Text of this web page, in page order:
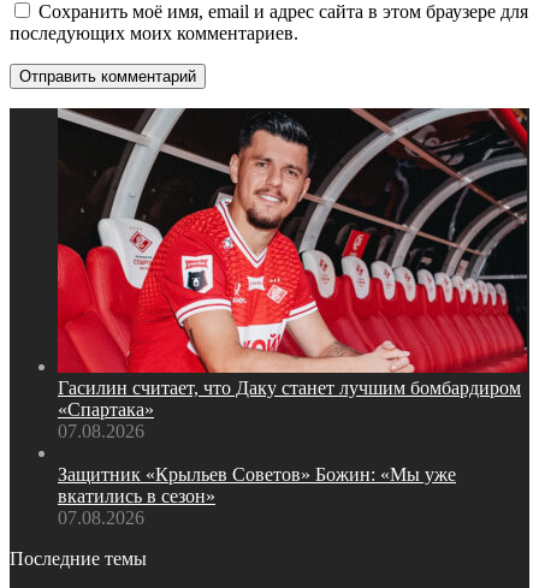
Сохранить моё имя, email и адрес сайта в этом браузере для
последующих моих комментариев.
Гасилин считает, что Даку станет лучшим бомбардиром
«Спартака»
07.08.2026
Защитник «Крыльев Советов» Божин: «Мы уже
вкатились в сезон»
07.08.2026
Последние темы